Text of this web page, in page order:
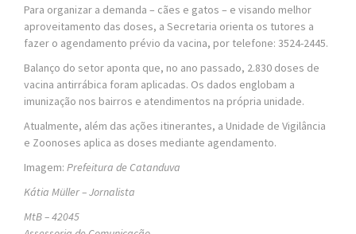
Para organizar a demanda – cães e gatos – e visando melhor
aproveitamento das doses, a Secretaria orienta os tutores a
fazer o agendamento prévio da vacina, por telefone: 3524-2445.
Balanço do setor aponta que, no ano passado, 2.830 doses de
vacina antirrábica foram aplicadas. Os dados englobam a
imunização nos bairros e atendimentos na própria unidade.
Atualmente, além das ações itinerantes, a Unidade de Vigilância
e Zoonoses aplica as doses mediante agendamento.
Imagem: Prefeitura de Catanduva
Kátia Müller – Jornalista
MtB – 42045